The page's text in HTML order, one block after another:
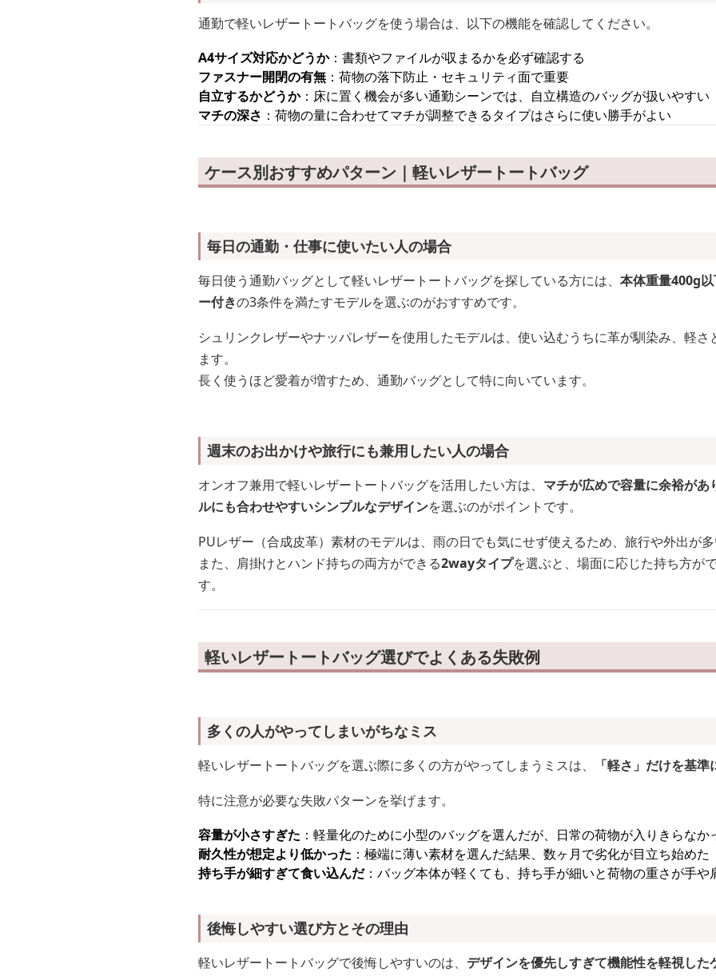
通勤で軽いレザートートバッグを使う場合は、以下の機能を確認してください。
A4サイズ対応かどうか：書類やファイルが収まるかを必ず確認する
ファスナー開閉の有無 ：荷物の落下防止・セキュリティ面で重要
自立するかどうか：床に置く機会が多い通勤シーンでは、自立構造のバッグが扱いやすい
マチの深さ ：荷物の量に合わせてマチが調整できるタイプはさらに使い勝手がよい
ケース別おすすめパターン｜軽いレザートートバッグ
毎日の通勤・仕事に使いたい人の場合
毎日使う通勤バッグとして軽いレザートートバッグを探している方には、 本体重量400g
ー付きの3条件を満たすモデルを選ぶのがおすすめです。
シュリンクレザーやナッパレザーを使用したモデルは、使い込むうちに革が馴染み、軽さ
ます。
長く使うほど愛着が増すため、通勤バッグとして特に向いています。
週末のお出かけや旅行にも兼用したい人の場合
オンオフ兼用で軽いレザートートバッグを活用したい方は、 マチが広めで容量に余裕が
ルにも合わせやすいシンプルなデザインを選ぶのがポイントです。
PUレザー（合成皮革）素材のモデルは、雨の日でも気にせず使えるため、旅行や外出が多
また、肩掛けとハンド持ちの両方ができる2wayタイプを選ぶと、場面に応じた持ち方が
す。
軽いレザートートバッグ選びでよくある失敗例
多くの人がやってしまいがちなミス
軽いレザートートバッグを選ぶ際に多くの方がやってしまうミスは、 「軽さ」だけを基
特に注意が必要な失敗パターンを挙げます。
容量が小さすぎた ：軽量化のために小型のバッグを選んだが、日常の荷物が入りきらなか
耐久性が想定より低かった ：極端に薄い素材を選んだ結果、数ヶ月で劣化が目立ち始めた
持ち手が細すぎて食い込んだ：バッグ本体が軽くても、持ち手が細いと荷物の重さが手や
後悔しやすい選び方とその理由
軽いレザートートバッグで後悔しやすいのは、 デザインを優先しすぎて機能性を軽視した